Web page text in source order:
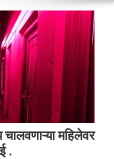
महिलेवर
.